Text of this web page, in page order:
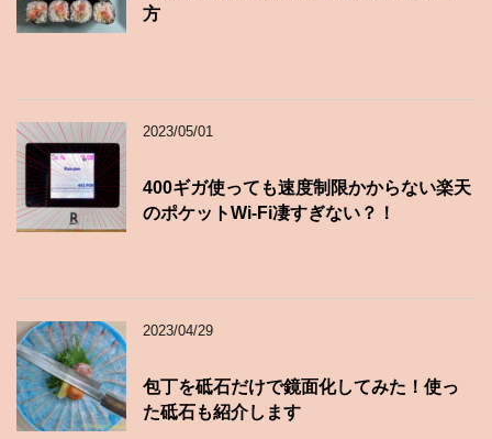
方
2023/05/01
400ギガ使っても速度制限かからない楽天
のポケットWi-Fi凄すぎない？！
2023/04/29
包丁を砥石だけで鏡面化してみた！使っ
た砥石も紹介します